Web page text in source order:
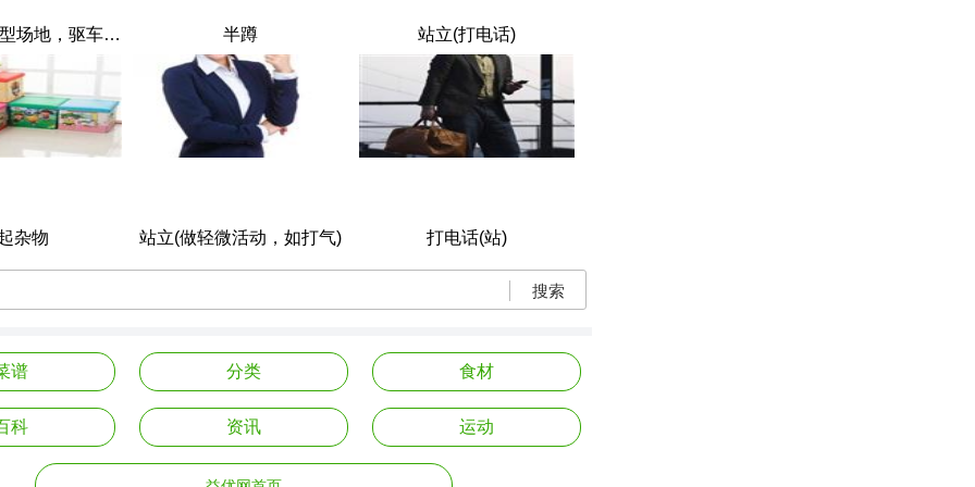
高尔夫球(微型场地，驱车范围内) 半蹲 站立(打电话)
杂物 站立(做轻微活动，如打气) 打电话(站)
搜索
谱 分类 食材
科 资讯 运动